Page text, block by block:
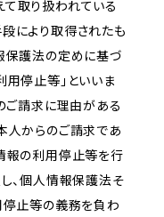
取り扱われている
により取得されたも
保護法の定めに基づ
用停止等」といいま
ご請求に理由がある
人からのご請求であ
報の利用停止等を行
、個人情報保護法そ
停止等の義務を負わ